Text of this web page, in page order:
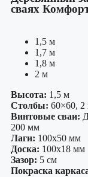
сваях
1,5 м
1,7 м
1,8 м
2 м
Высота: 1,5 м
Столбы: 60×60,
Винтовые сваи:
200 мм
Лаги: 100х50 мм
Доска: 100х18 мм
Зазор: 5 см
Покраска